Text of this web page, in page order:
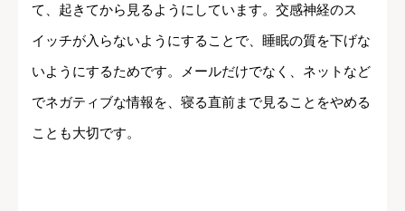
て、起きてから見るようにしています。交感神経のス
イッチが入らないようにすることで、睡眠の質を下げな
いようにするためです。メールだけでなく、ネットなど
でネガティブな情報を、寝る直前まで見ることをやめる
ことも大切です。